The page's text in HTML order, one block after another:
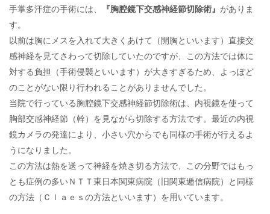
手掌多汗症の手術には、
『胸腔鏡下交感神経節切除術』 がありま
す。
以前は胸にメスを入れて大きくあけて（開胸といいます）直接交
感神経を見てさわって切除していたのですが、この方法では体に
対する負担（手術侵襲といいます）が大きすぎるため、よっぽど
のことがない限り行われることがありませんでした。
当院で行っている胸腔鏡下交感神経節切除術は、内視鏡を使って
胸部交感神経節（幹）を見ながら切除する方法です。最近の内視
鏡カメラの発達により、小さい穴からでも同様の手術が行えるよ
うになりました。
この方法は熱を送って神経を焼き切る方法で、この分野ではもっ
とも症例の多いＮＴＴ東日本関東病院（旧関東逓信病院）と同様
の方法（Ｃｌａｅｓの方法といいます）を用いています。